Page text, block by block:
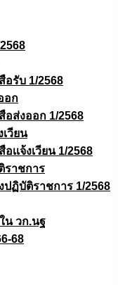
อรับ 1/2568
อก
อส่งออก 1/2568
วียน
อเเจ้งเวียน 1/2568
ราชการ
ปฏิบัติราชการ 1/2568
น วก.นฐ
68